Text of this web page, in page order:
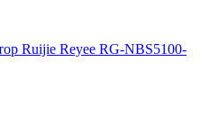
Ruijie Reyee RG-NBS5100-